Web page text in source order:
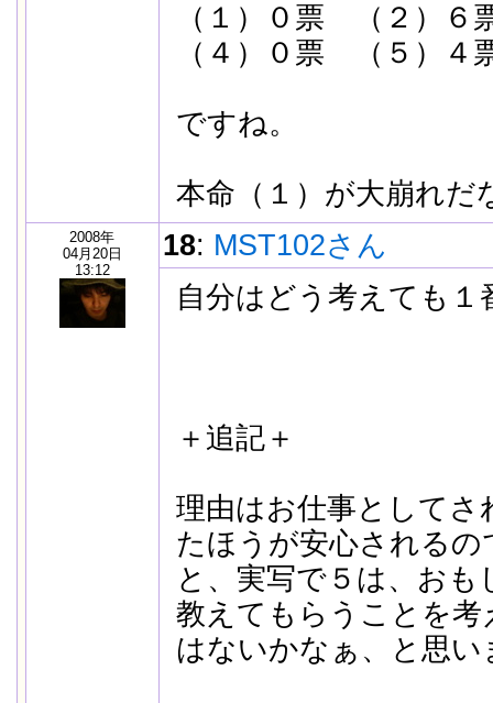
（１）０票 （２）
（４）０票 （５）
ですね。
本命（１）が大崩れだ
2008年
04月20日
13:12
18: MST102さん
自分はどう考えても１
＋追記＋
理由はお仕事としてさ
たほうが安心される
と、実写で５は、お
教えてもらうことを
はないかなぁ、と思い